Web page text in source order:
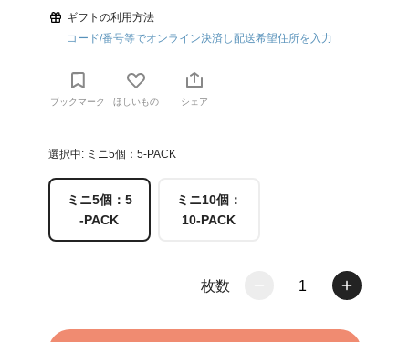
ギフトの利用方法
コード/番号等でオンライン決済し配送希望住所を入力
ブックマーク ほしいもの シェア
選択中: ミニ5個：5-PACK
ミニ5個：5
-PACK
ミニ10個：
10-PACK
枚数 1